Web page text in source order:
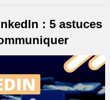
: 5 astuces